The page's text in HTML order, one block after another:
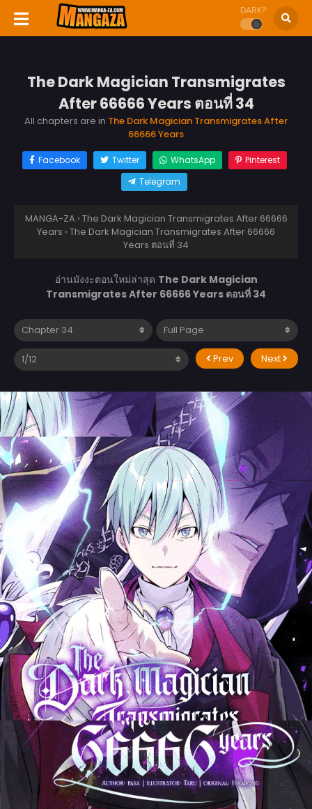
DARK?
The Dark Magician Transmigrates
After 66666 Years ตอนที่ 34
All chapters are in The Dark Magician Transmigrates After
66666 Years
Facebook Twitter WhatsApp
Pinterest
Telegram
MANGA-ZA › The Dark Magician Transmigrates After 66666
Years › The Dark Magician Transmigrates After 66666
Years ตอนที่ 34
อ่านมังงะตอนใหม่ล่าสุด The Dark Magician
Transmigrates After 66666 Years ตอนที่ 34
Prev Next